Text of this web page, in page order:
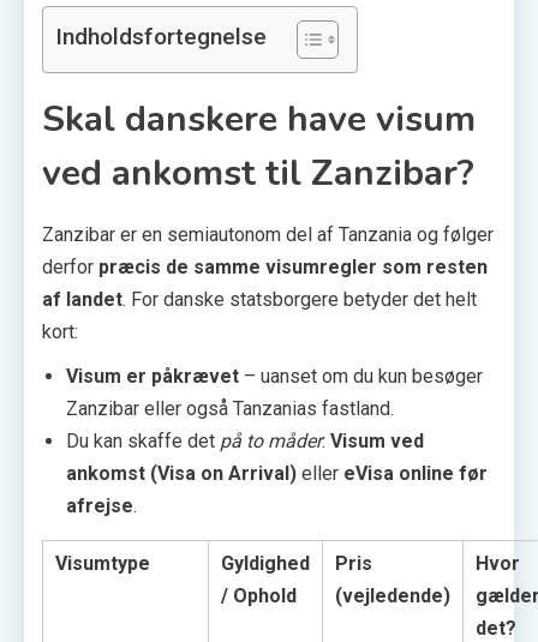
Indholdsfortegnelse
Skal danskere have visum
ved ankomst til Zanzibar?
Zanzibar er en semiautonom del af Tanzania og følger
derfor præcis de samme visumregler som resten
af landet. For danske statsborgere betyder det helt
kort:
Visum er påkrævet – uanset om du kun besøger
Zanzibar eller også Tanzanias fastland.
Du kan skaffe det på to måder: Visum ved
ankomst (Visa on Arrival) eller eVisa online før
afrejse.
Visumtype
Gyldighed
/ Ophold
Pris
(vejledende)
Hvor
det?